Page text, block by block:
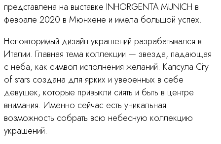
представлена на выставке INHORGENTA MUNICH в
феврале 2020 в Мюнхене и имела большой успех.
Неповторимый дизайн украшений разрабатывался в
Италии. Главная тема коллекции — звезда, падающая
с неба, как символ исполнения желаний. Капсула City
of stars создана для ярких и уверенных в себе
девушек, которые привыкли сиять и быть в центре
внимания. Именно сейчас есть уникальная
возможность собрать всю небесную коллекцию
украшений.